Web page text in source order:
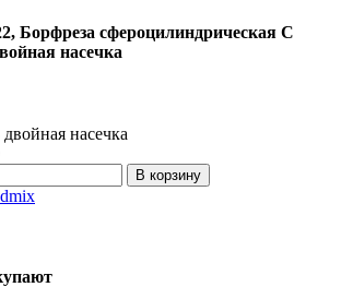
Борфреза сфероцилиндрическая C
насечка
насечка
В корзину